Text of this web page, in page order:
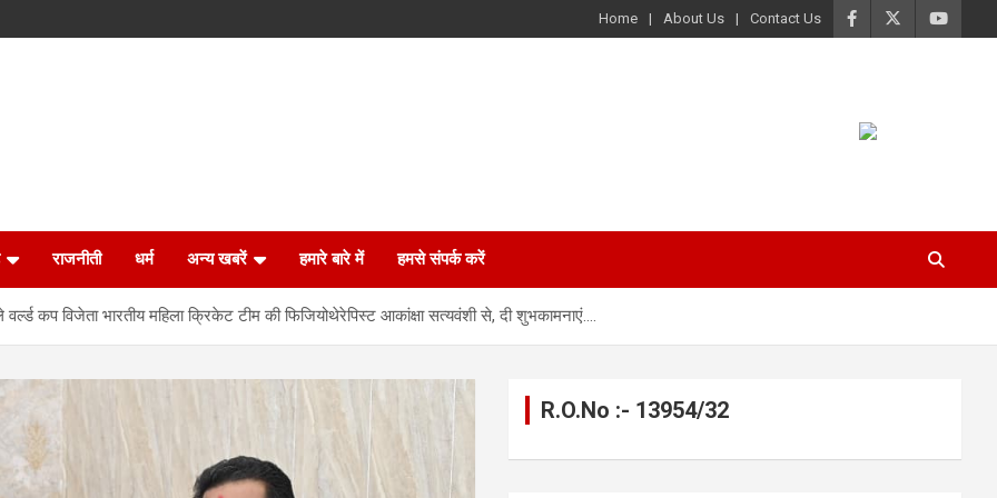
Home About Us Contact Us
राजनीती धर्म अन्य खबरें हमारे बारे में हमसे संपर्क करें
वर्ल्ड कप विजेता भारतीय महिला क्रिकेट टीम की फिजियोथेरेपिस्ट आकांक्षा सत्यवंशी से, दी शुभकामनाएं….
R.O.No :- 13954/32